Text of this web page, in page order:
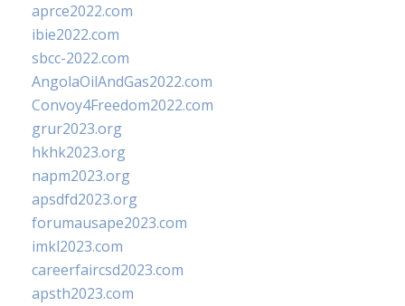
aprce2022.com
ibie2022.com
sbcc-2022.com
AngolaOilAndGas2022.com
Convoy4Freedom2022.com
grur2023.org
hkhk2023.org
napm2023.org
apsdfd2023.org
forumausape2023.com
imkl2023.com
careerfaircsd2023.com
apsth2023.com